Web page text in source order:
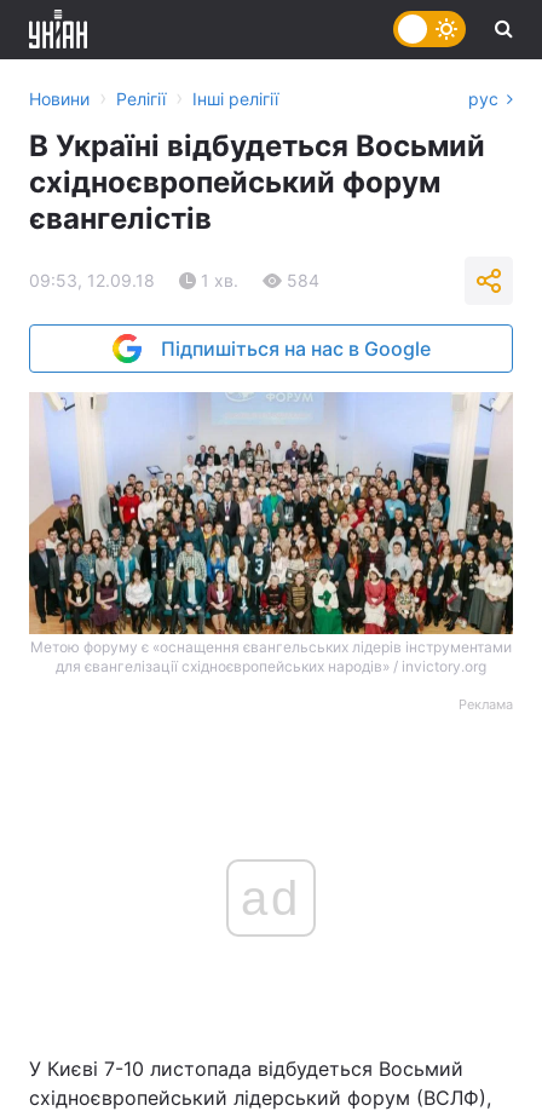
Новини › Релігії › Інші релігії рус
В Україні відбудеться Восьмий
східноєвропейський форум
євангелістів
09:53, 12.09.18 1 хв. 584
Підпишіться на нас в Google
Метою форуму є «оснащення євангельських лідерів інструментами
для євангелізації східноєвропейських народів» / invictory.org
Реклама
ad
У Києві 7-10 листопада відбудеться Восьмий
східноєвропейський лідерський форум (ВСЛФ),